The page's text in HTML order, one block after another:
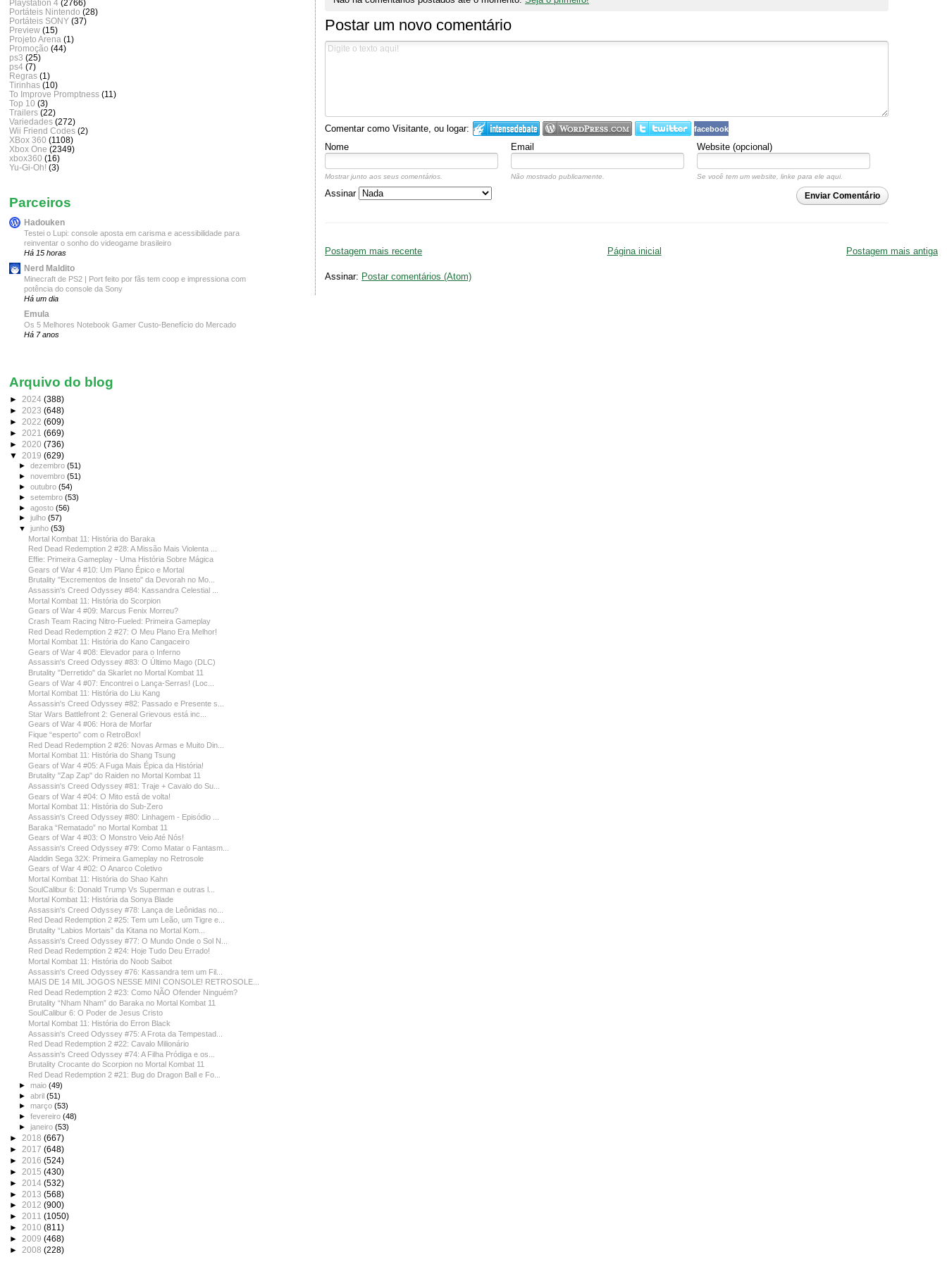
Postar um novo comentário
Comentar como Visitante, ou logar: facebook
Nome Email Website (opcional)
Mostrar junto aos seus comentários. Não mostrado publicamente. Se você tem um website, linke para ele aqui.
Enviar Comentário
Assinar
Postagem mais recente Postagem mais antiga
Página inicial
Assinar: Postar comentários (Atom)
Playstation 4 (2766)
Portáteis Nintendo (28)
Portáteis SONY (37)
Preview (15)
Projeto Arena (1)
Promoção (44)
ps3 (25)
ps4 (7)
Regras (1)
Tirinhas (10)
To Improve Promptness (11)
Top 10 (3)
Trailers (22)
Variedades (272)
Wii Friend Codes (2)
XBox 360 (1108)
Xbox One (2349)
xbox360 (16)
Yu-Gi-Oh! (3)
Parceiros
Hadouken
Testei o Lupi: console aposta em carisma e acessibilidade para
reinventar o sonho do videogame brasileiro
Há 15 horas
Nerd Maldito
Minecraft de PS2 | Port feito por fãs tem coop e impressiona com
potência do console da Sony
Há um dia
Emula
Os 5 Melhores Notebook Gamer Custo-Benefício do Mercado
Há 7 anos
Arquivo do blog
► 2024 (388)
► 2023 (648)
► 2022 (609)
► 2021 (669)
► 2020 (736)
▼ 2019 (629)
►dezembro(51)
►novembro(51)
►outubro(54)
►setembro(53)
►agosto(56)
►julho(57)
▼junho(53)
Mortal Kombat 11: História do Baraka
Red Dead Redemption 2 #28: A Missão Mais Violenta ...
Effie: Primeira Gameplay - Uma História Sobre Mágica
Gears of War 4 #10: Um Plano Épico e Mortal
Brutality "Excrementos de Inseto" da Devorah no Mo...
Assassin's Creed Odyssey #84: Kassandra Celestial ...
Mortal Kombat 11: História do Scorpion
Gears of War 4 #09: Marcus Fenix Morreu?
Crash Team Racing Nitro-Fueled: Primeira Gameplay
Red Dead Redemption 2 #27: O Meu Plano Era Melhor!
Mortal Kombat 11: História do Kano Cangaceiro
Gears of War 4 #08: Elevador para o Inferno
Assassin's Creed Odyssey #83: O Último Mago (DLC)
Brutality "Derretido" da Skarlet no Mortal Kombat 11
Gears of War 4 #07: Encontrei o Lança-Serras! (Loc...
Mortal Kombat 11: História do Liu Kang
Assassin's Creed Odyssey #82: Passado e Presente s...
Star Wars Battlefront 2: General Grievous está inc...
Gears of War 4 #06: Hora de Morfar
Fique “esperto” com o RetroBox!
Red Dead Redemption 2 #26: Novas Armas e Muito Din...
Mortal Kombat 11: História do Shang Tsung
Gears of War 4 #05: A Fuga Mais Épica da História!
Brutality "Zap Zap" do Raiden no Mortal Kombat 11
Assassin's Creed Odyssey #81: Traje + Cavalo do Su...
Gears of War 4 #04: O Mito está de volta!
Mortal Kombat 11: História do Sub-Zero
Assassin's Creed Odyssey #80: Linhagem - Episódio ...
Baraka “Rematado” no Mortal Kombat 11
Gears of War 4 #03: O Monstro Veio Até Nós!
Assassin's Creed Odyssey #79: Como Matar o Fantasm...
Aladdin Sega 32X: Primeira Gameplay no Retrosole
Gears of War 4 #02: O Anarco Coletivo
Mortal Kombat 11: História do Shao Kahn
SoulCalibur 6: Donald Trump Vs Superman e outras l...
Mortal Kombat 11: História da Sonya Blade
Assassin's Creed Odyssey #78: Lança de Leônidas no...
Red Dead Redemption 2 #25: Tem um Leão, um Tigre e...
Brutality “Labios Mortais” da Kitana no Mortal Kom...
Assassin's Creed Odyssey #77: O Mundo Onde o Sol N...
Red Dead Redemption 2 #24: Hoje Tudo Deu Errado!
Mortal Kombat 11: História do Noob Saibot
Assassin's Creed Odyssey #76: Kassandra tem um Fil...
MAIS DE 14 MIL JOGOS NESSE MINI CONSOLE! RETROSOLE...
Red Dead Redemption 2 #23: Como NÃO Ofender Ninguém?
Brutality “Nham Nham” do Baraka no Mortal Kombat 11
SoulCalibur 6: O Poder de Jesus Cristo
Mortal Kombat 11: História do Erron Black
Assassin's Creed Odyssey #75: A Frota da Tempestad...
Red Dead Redemption 2 #22: Cavalo Milionário
Assassin's Creed Odyssey #74: A Filha Pródiga e os...
Brutality Crocante do Scorpion no Mortal Kombat 11
Red Dead Redemption 2 #21: Bug do Dragon Ball e Fo...
►maio(49)
►abril(51)
►março(53)
►fevereiro(48)
►janeiro(53)
► 2018 (667)
► 2017 (648)
► 2016 (524)
► 2015 (430)
► 2014 (532)
► 2013 (568)
► 2012 (900)
► 2011 (1050)
► 2010 (811)
► 2009 (468)
► 2008 (228)